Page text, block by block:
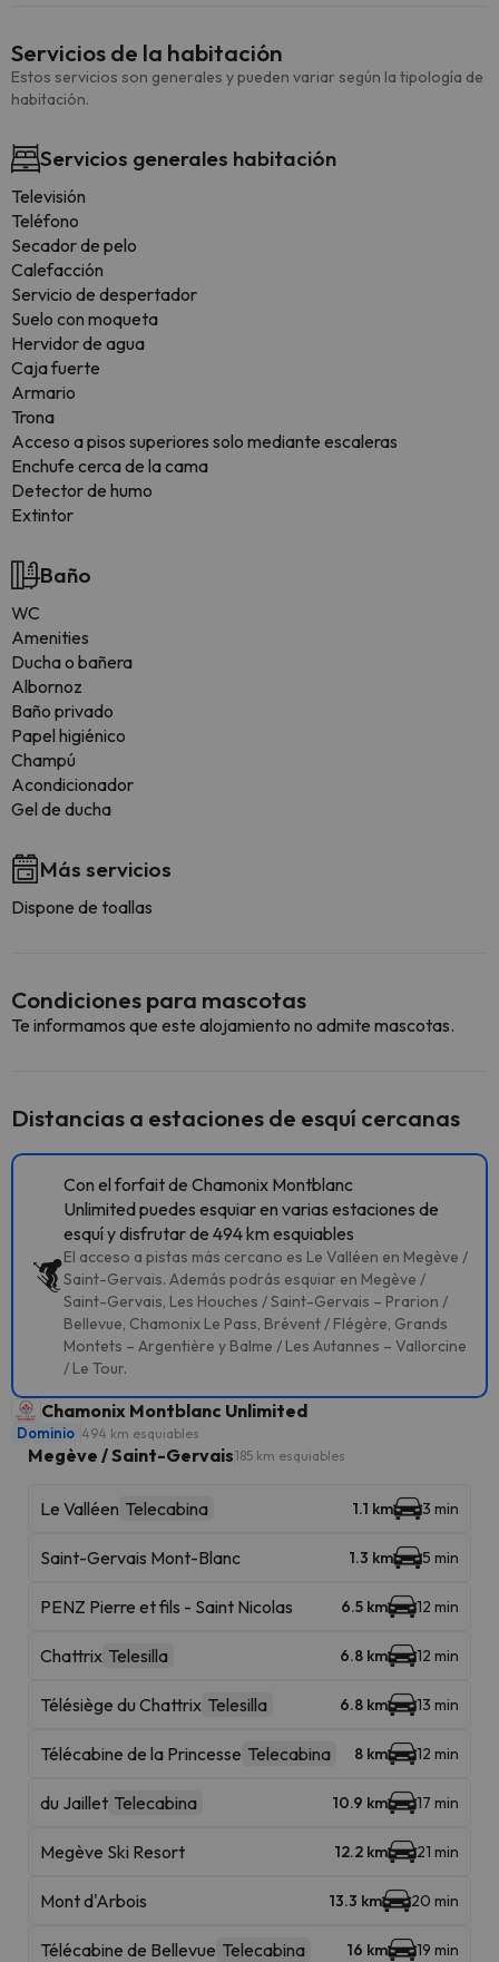
Servicios de la habitación
Estos servicios son generales y pueden variar según la tipología de
habitación.
Servicios generales habitación
Televisión
Teléfono
Secador de pelo
Calefacción
Servicio de despertador
Suelo con moqueta
Hervidor de agua
Caja fuerte
Armario
Trona
Acceso a pisos superiores solo mediante escaleras
Enchufe cerca de la cama
Detector de humo
Extintor
Baño
WC
Amenities
Ducha o bañera
Albornoz
Baño privado
Papel higiénico
Champú
Acondicionador
Gel de ducha
Más servicios
Dispone de toallas
Condiciones para mascotas
Te informamos que este alojamiento no admite mascotas.
Distancias a estaciones de esquí cercanas
Con el forfait de Chamonix Montblanc
Unlimited puedes esquiar en varias estaciones de
esquí y disfrutar de 494 km esquiables
El acceso a pistas más cercano es Le Valléen en Megève /
Saint-Gervais. Además podrás esquiar en Megève /
Saint-Gervais, Les Houches / Saint-Gervais – Prarion /
Bellevue, Chamonix Le Pass, Brévent / Flégère, Grands
Montets – Argentière y Balme / Les Autannes – Vallorcine
/ Le Tour.
Chamonix Montblanc Unlimited
Dominio 494 km esquiables
Megève / Saint-Gervais185 km esquiables
Le Valléen Telecabina 1.1 km 3 min
Saint-Gervais Mont-Blanc 1.3 km 5 min
PENZ Pierre et fils - Saint Nicolas 6.5 km 12 min
Chattrix Telesilla 6.8 km 12 min
Télésiège du Chattrix Telesilla 6.8 km 13 min
Télécabine de la Princesse Telecabina 8 km 12 min
du Jaillet Telecabina 10.9 km 17 min
Megève Ski Resort 12.2 km 21 min
Mont d'Arbois 13.3 km 20 min
Télécabine de Bellevue Telecabina 16 km 19 min